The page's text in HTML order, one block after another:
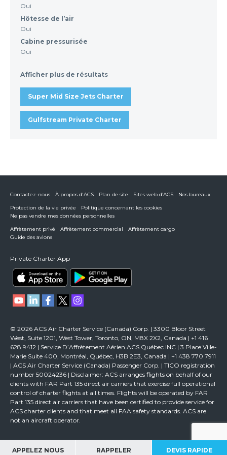
Oui
Hôtesse de l’air
Oui
Cabine pressurisée
Oui
Afficher plus de résultats
Super Mid Size Jets Charter
Gulfstream Private Charter
APPELEZ NOUS RAPPELER DEVIS RAPIDE
Contactez-nous À propos d'ACS Plan de site Sites web d’ACS
Nos bureaux
Protection de la vie privée
Politique concernant les cookies
Ne pas vendre mes données personnelles
Affrètement privé
Affrètement commercial
Affrètement cargo
Guide des avions
Private Charter App
© 2026 ACS Air Charter Service (Canada) Corp. | 3300 Bloor Street
West, Suite 1201, West Tower, Toronto, ON, M8X 2X2, Canada | +1 416
628 9412 | Service D’Affrètement Aérien ACS Québec INC | 3 Place Ville-
Marie Suite 400, Montréal, Québec, H3B 2E3, Canada | +1 438 770 7911
| ACS Air Charter Service (Canada) Passenger Corp. | TICO registration
number 50024236 | Disclaimer: ACS arranges flights on behalf of our
clients with FAR Part 135 direct air carriers that exercise full operational
control of charter flights at all times. Flights will be operated by FAR
Part 135 direct air carriers that have been certified to provide service for
ACS charter clients and that meet all FAA safety standards. ACS are
not an aircraft operator.